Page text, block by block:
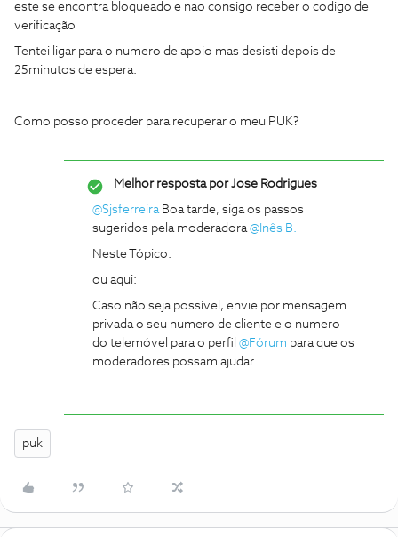
este se encontra bloqueado e nao consigo receber o codigo de
verificação
Tentei ligar para o numero de apoio mas desisti depois de
25minutos de espera.
Como posso proceder para recuperar o meu PUK?
Melhor resposta porJose Rodrigues
@SjsferreiraBoa tarde, siga os passos
sugeridos pela moderadora@Inês B.
Neste Tópico:
ou aqui:
Caso não seja possível, envie por mensagem
privada o seu numero de cliente e o numero
do telemóvel para o perfil @Fórum para que os
moderadores possam ajudar.
puk